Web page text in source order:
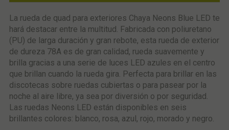
La rueda de quad para exteriores Chaya Neons Blue LED te
hará destacar entre la multitud. Fabricada con poliuretano
(PU) de larga duración y gran rebote, esta rueda de exterior
de dureza 78A es de gran calidad, rueda suavemente y
brilla gracias a una serie de luces LED azules en el centro
que brillan cuando la rueda gira. Perfecta para brillar en las
discotecas sobre ruedas cubiertas o para pasear por la
noche al aire libre, ya sea por diversión o por seguridad.
Las ruedas Neons LED están disponibles en seis
brillantes colores: blanco, rosa, azul, rojo, morado y negro.